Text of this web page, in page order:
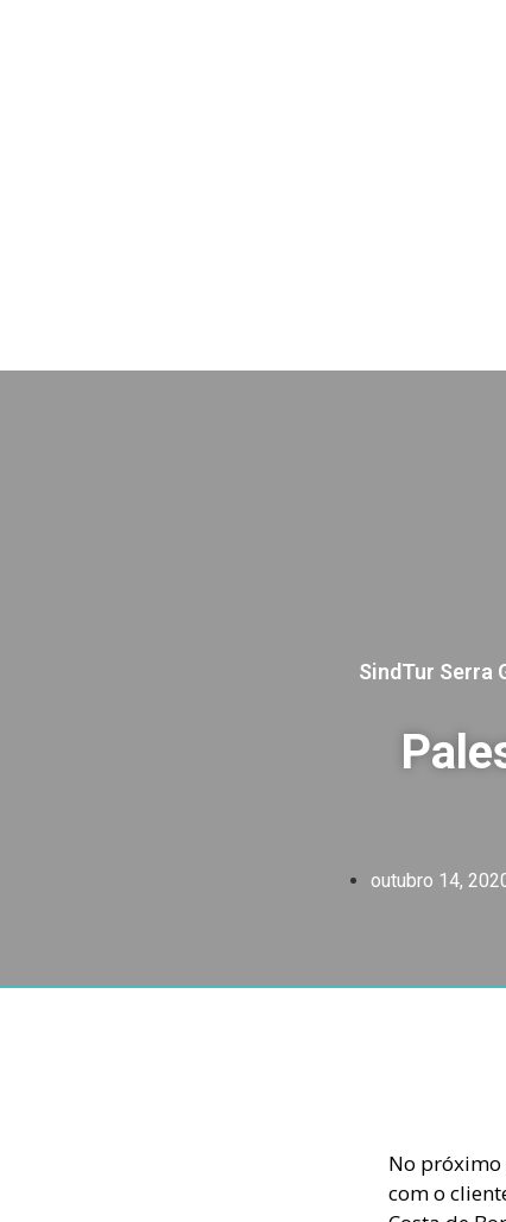
SindTur Serra
outubro 14,
No próximo
com o